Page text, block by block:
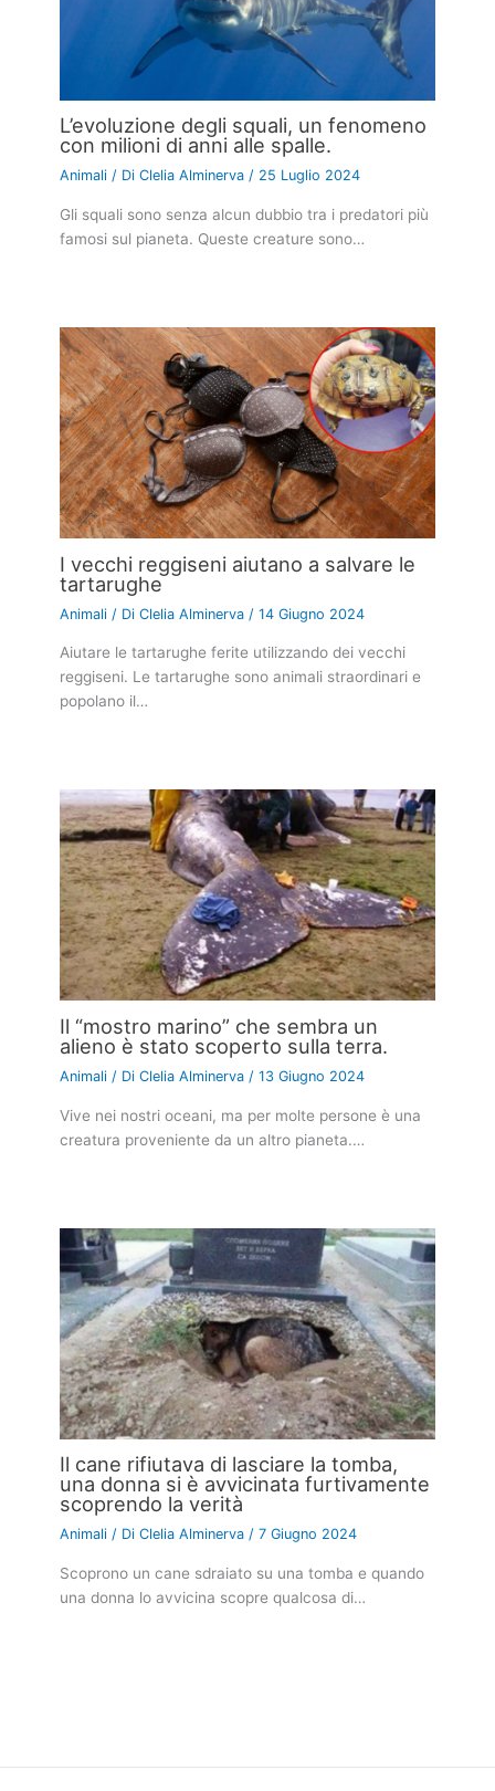
L’evoluzione degli squali, un fenomeno
con milioni di anni alle spalle.
Animali / DiClelia Alminerva/ 25 Luglio 2024
Gli squali sono senza alcun dubbio tra i predatori più
famosi sul pianeta. Queste creature sono…
I vecchi reggiseni aiutano a salvare le
tartarughe
Animali / DiClelia Alminerva /14 Giugno 2024
Aiutare le tartarughe ferite utilizzando dei vecchi
reggiseni. Le tartarughe sono animali straordinari e
popolano il…
Il “mostro marino” che sembra un
alieno è stato scoperto sulla terra.
Animali / DiClelia Alminerva/13 Giugno 2024
Vive nei nostri oceani, ma per molte persone è una
creatura proveniente da un altro pianeta.…
Il cane rifiutava di lasciare la tomba,
una donna si è avvicinata furtivamente
scoprendo la verità
Animali / DiClelia Alminerva/7 Giugno 2024
Scoprono un cane sdraiato su una tomba e quando
una donna lo avvicina scopre qualcosa di…